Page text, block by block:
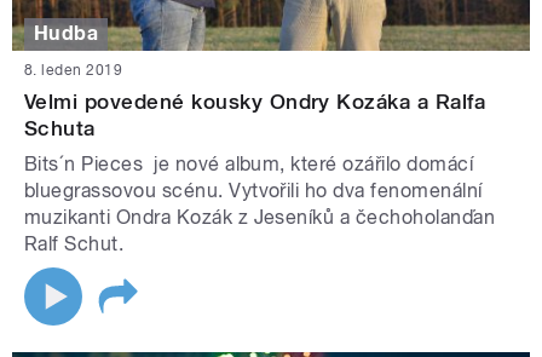
Hudba
8. leden 2019
Velmi povedené kousky Ondry Kozáka a Ralfa
Schuta
Bits´n Pieces je nové album, které ozářilo domácí
bluegrassovou scénu. Vytvořili ho dva fenomenální
muzikanti Ondra Kozák z Jeseníků a čechoholanďan
Ralf Schut.